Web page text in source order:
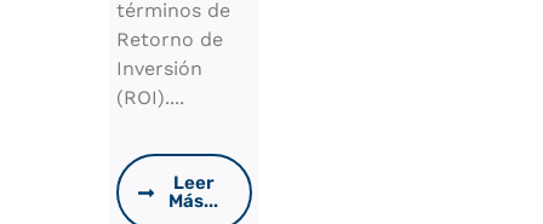
términos de
Retorno de
Inversión
(ROI)....
Leer
Más...